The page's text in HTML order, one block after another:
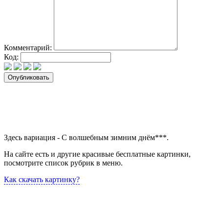
Комментарий:
Код:
Здесь вариация - С волшебным зимним днём***.
На сайте есть и другие красивые бесплатные картинки,
посмотрите список рубрик в меню.
Как скачать картинку?